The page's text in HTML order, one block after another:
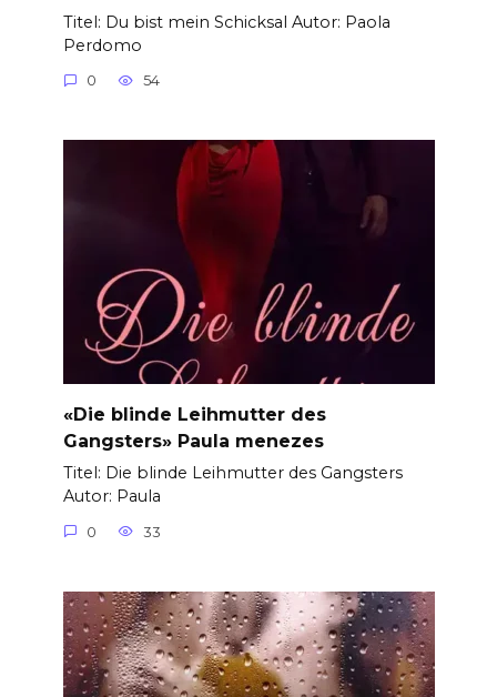
Titel: Du bist mein Schicksal Autor: Paola
Perdomo
0 54
«Die blinde Leihmutter des
Gangsters» Paula menezes
Titel: Die blinde Leihmutter des Gangsters
Autor: Paula
0 33